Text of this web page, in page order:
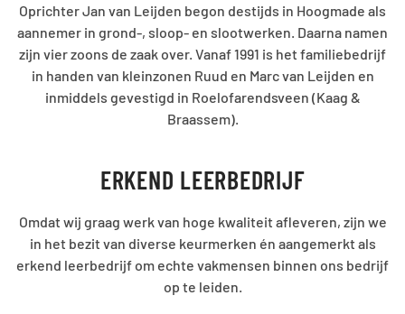
Oprichter Jan van Leijden begon destijds in Hoogmade als
aannemer in grond-, sloop- en slootwerken. Daarna namen
zijn vier zoons de zaak over. Vanaf 1991 is het familiebedrijf
in handen van kleinzonen Ruud en Marc van Leijden en
inmiddels gevestigd in Roelofarendsveen (Kaag &
Braassem).
ERKEND LEERBEDRIJF
Omdat wij graag werk van hoge kwaliteit afleveren, zijn we
in het bezit van diverse keurmerken én aangemerkt als
erkend leerbedrijf om echte vakmensen binnen ons bedrijf
op te leiden.